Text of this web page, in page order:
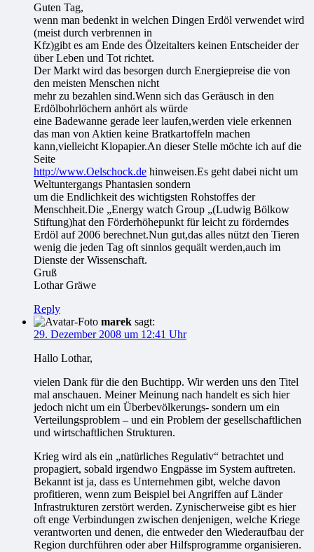
Guten Tag,
wenn man bedenkt in welchen Dingen Erdöl verwendet wird
(meist durch verbrennen in
Kfz)gibt es am Ende des Ölzeitalters keinen Entscheider der
über Leben und Tot richtet.
Der Markt wird das besorgen durch Energiepreise die von
den meisten Menschen nicht
mehr zu bezahlen sind.Wenn sich das Geräusch in den
Erdölbohrlöchern anhört als würde
eine Badewanne gerade leer laufen,werden viele erkennen
das man von Aktien keine Bratkartoffeln machen
kann,vielleicht Klopapier.An dieser Stelle möchte ich auf die
Seite
http://www.Oelschock.de hinweisen.Es geht dabei nicht um
Weltuntergangs Phantasien sondern
um die Endlichkeit des wichtigsten Rohstoffes der
Menschheit.Die „Energy watch Group „(Ludwig Bölkow
Stiftung)hat den Förderhöhepunkt für leicht zu förderndes
Erdöl auf 2006 berechnet.Nun gut,das alles nützt den Tieren
wenig die jeden Tag oft sinnlos gequält werden,auch im
Dienste der Wissenschaft.
Gruß
Lothar Gräwe
Reply
marek sagt:
29. Dezember 2008 um 12:41 Uhr
Hallo Lothar,
vielen Dank für die den Buchtipp. Wir werden uns den Titel
mal anschauen. Meiner Meinung nach handelt es sich hier
jedoch nicht um ein Überbevölkerungs- sondern um ein
Verteilungsproblem – und ein Problem der gesellschaftlichen
und wirtschaftlichen Strukturen.
Krieg wird als ein „natürliches Regulativ“ betrachtet und
propagiert, sobald irgendwo Engpässe im System auftreten.
Bekannt ist ja, dass es Unternehmen gibt, welche davon
profitieren, wenn zum Beispiel bei Angriffen auf Länder
Infrastrukturen zerstört werden. Zynischerweise gibt es hier
oft enge Verbindungen zwischen denjenigen, welche Kriege
verantworten und denen, die entweder den Wiederaufbau der
Region durchführen oder aber Hilfsprogramme organisieren.